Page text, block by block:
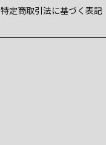
特定商取引法に基づく表記